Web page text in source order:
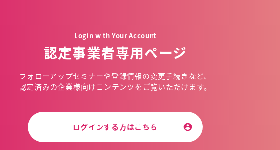
Login with Your Account
認定事業者専用ページ
フォローアップセミナーや登録情報の変更手続きなど、
認定済みの企業様向けコンテンツを ご覧いただけます。
ログインする方はこちら